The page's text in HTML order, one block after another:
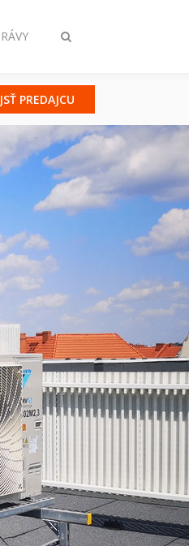
Prepnúť
PREDAJCU